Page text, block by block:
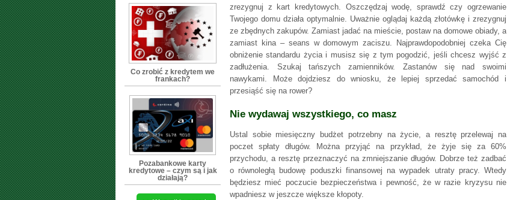
zrezygnuj z kart kredytowych. Oszczędzaj wodę, sprawdź czy ogrzewanie
Twojego domu działa optymalnie. Uważnie oglądaj każdą złotówkę i zrezygnuj
ze zbędnych zakupów. Zamiast jadać na mieście, postaw na domowe obiady, a
zamiast kina – seans w domowym zaciszu. Najprawdopodobniej czeka Cię
obniżenie standardu życia i musisz się z tym pogodzić, jeśli chcesz wyjść z
zadłużenia. Szukaj tańszych zamienników. Zastanów się nad swoimi
nawykami. Może dojdziesz do wniosku, że lepiej sprzedać samochód i
przesiąść się na rower?
Nie wydawaj wszystkiego, co masz
Ustal sobie miesięczny budżet potrzebny na życie, a resztę przelewaj na
poczet spłaty długów. Można przyjąć na przykład, że żyje się za 60%
przychodu, a resztę przeznaczyć na zmniejszanie długów. Dobrze też zadbać
o równoległą budowę poduszki finansowej na wypadek utraty pracy. Wtedy
będziesz mieć poczucie bezpieczeństwa i pewność, że w razie kryzysu nie
wpadniesz w jeszcze większe kłopoty.
Co zrobić z kredytem we
frankach?
Pozabankowe karty
kredytowe – czym są i jak
działają?